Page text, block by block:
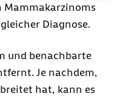
Mammakarzinoms
Diagnose.
und benachbarte
Je nachdem,
hat, kann es